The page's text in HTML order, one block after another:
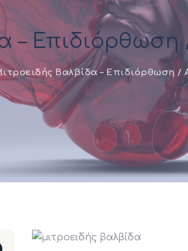
–
Βαλβίδα – Επιδιόρθωση /